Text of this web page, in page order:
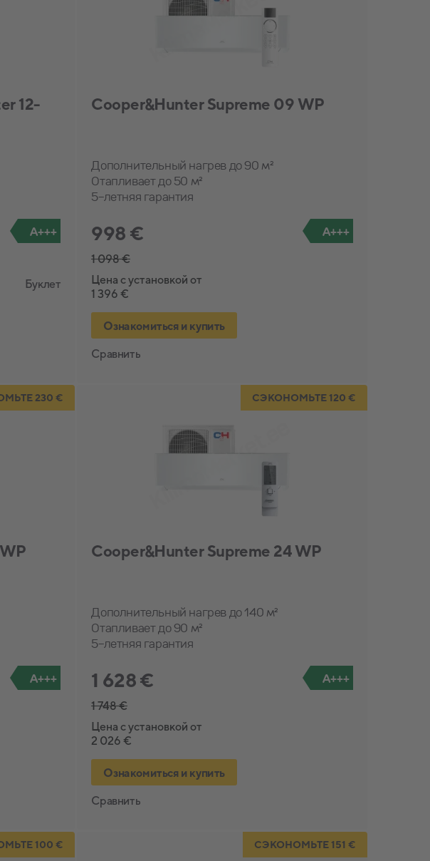
12-
A+++
Буклет
Cooper&Hunter Supreme 09 WP
Дополнительный нагрев до 90 м²
Отапливает до 50 м²
5-летняя гарантия
998 €
1 098 €
Цена с установкой от
1 396 €
A+++
Ознакомиться и купить
Сравнить
230 €
A+++
СЭКОНОМЬТЕ 120 €
Cooper&Hunter Supreme 24 WP
Дополнительный нагрев до 140 м²
Отапливает до 90 м²
5-летняя гарантия
1 628 €
1 748 €
Цена с установкой от
2 026 €
A+++
Ознакомиться и купить
Сравнить
100 € СЭКОНОМЬТЕ 151 €